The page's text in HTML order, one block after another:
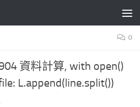
0
資料計算, with open()
L.append(line.split())